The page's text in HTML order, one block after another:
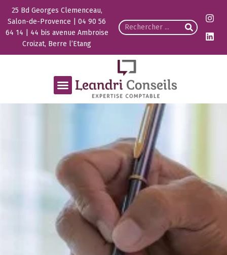
25 Bd Georges Clemenceau,
Salon-de-Provence | 04 90 56
64 14 | 44 bis avenue Ambroise
Croizat, Berre l’Etang